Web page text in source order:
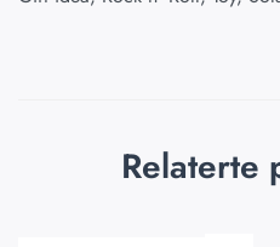
Relaterte